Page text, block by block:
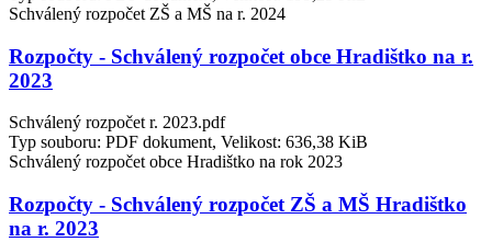
Schválený rozpočet ZŠ a MŠ na r. 2024
Rozpočty - Schválený rozpočet obce Hradištko na r.
2023
Schválený rozpočet r. 2023.pdf
Typ souboru: PDF dokument, Velikost: 636,38 KiB
Schválený rozpočet obce Hradištko na rok 2023
Rozpočty - Schválený rozpočet ZŠ a MŠ Hradištko
na r. 2023